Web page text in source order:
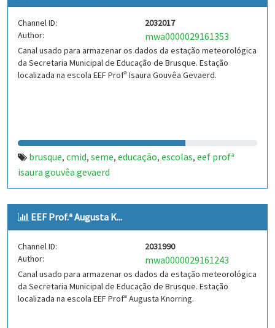
Channel ID:
2032017
Author:
mwa0000029161353
Canal usado para armazenar os dados da estação meteorológica
da Secretaria Municipal de Educação de Brusque. Estação
localizada na escola EEF Profª Isaura Gouvêa Gevaerd.
brusque, cmid, seme, educação, escolas, eef profª
isaura gouvêa gevaerd
EEF Prof.ª Augusta K...
Channel ID:
2031990
Author:
mwa0000029161243
Canal usado para armazenar os dados da estação meteorológica
da Secretaria Municipal de Educação de Brusque. Estação
localizada na escola EEF Profª Augusta Knorring.